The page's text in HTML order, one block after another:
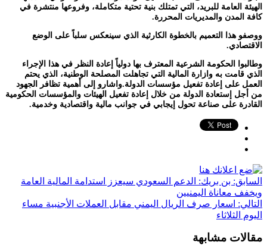
الهيئة العامة للبريد، التي تمتلك بنية تحتية متكاملة، وفروعها منتشرة في
كافة المدن والمديريات المحررة.
ووصفو هذا التعميم بالخطوة الكارثية الذي سينعكس سلباً على الوضع
الاقتصادي.
وطالبوا الحكومة الشرعية المعترف بها دولياً إعادة النظر في هذا الإجراء
الذي قامت به وازارة المالية التي تجاهلت المصلحة الوطنية، الذي يحتم
العمل على إعادة تفعيل مؤسسات الدولة.واشارو إلى أهمية تظافر الجهود
من أجل إستعادة الدولة من خلال إعادة تفعيل الهيئات والمؤسسات الحكومية
القادرة على صناعة تحول إيجابي في جوانب مالية واقتصادية وخدمية.
السابق: بن بريك: الدعم السعودي سيعزز استدامة المالية العامة
ويخفف معاناة اليمنيين
التالي: اسعار صرف الريال اليمني مقابل العملات الأجنبية مساء
اليوم الثلاثاء
مقالات مشابهة